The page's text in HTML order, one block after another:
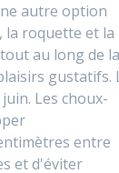
autre option
la roquette et la
au long de
gustatifs.
Les choux-
entre
et d'éviter